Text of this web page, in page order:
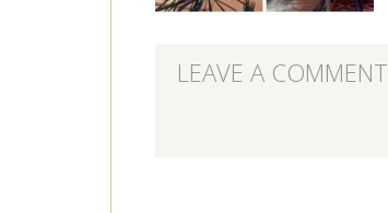
LEAVE A COMMENT